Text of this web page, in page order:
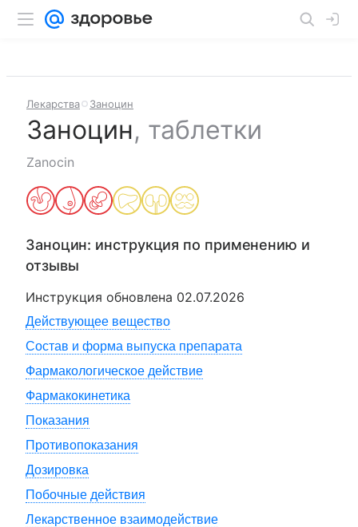
Лекарства Заноцин
Заноцин, таблетки
Zanocin
Заноцин: инструкция по применению и
отзывы
Инструкция обновлена 02.07.2026
Действующее вещество
Состав и форма выпуска препарата
Фармакологическое действие
Фармакокинетика
Показания
Противопоказания
Дозировка
Побочные действия
Лекарственное взаимодействие